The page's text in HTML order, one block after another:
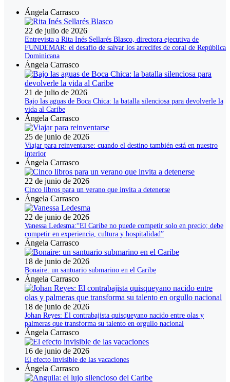
Ángela Carrasco
22 de julio de 2026
Entrevista a Rita Inés Sellarés Blasco, directora ejecutiva de
FUNDEMAR: el desafío de salvar los arrecifes de coral de República
Dominicana
Ángela Carrasco
21 de julio de 2026
Bajo las aguas de Boca Chica: la batalla silenciosa para devolverle la
vida al Caribe
Ángela Carrasco
25 de junio de 2026
Viajar para reinventarse: cuando el destino también está en nuestro
interior
Ángela Carrasco
22 de junio de 2026
Cinco libros para un verano que invita a detenerse
Ángela Carrasco
22 de junio de 2026
Vanessa Ledesma:“El Caribe no puede competir solo en precio; debe
competir en experiencia, cultura y hospitalidad”
Ángela Carrasco
18 de junio de 2026
Bonaire: un santuario submarino en el Caribe
Ángela Carrasco
18 de junio de 2026
Johan Reyes: El contrabajista quisqueyano nacido entre olas y
palmeras que transforma su talento en orgullo nacional
Ángela Carrasco
16 de junio de 2026
El efecto invisible de las vacaciones
Ángela Carrasco